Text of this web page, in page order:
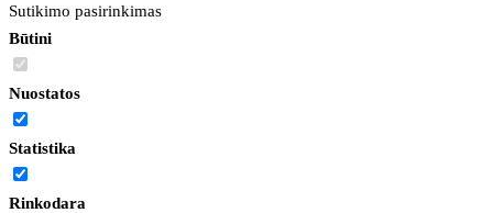
Sutikimo pasirinkimas
Būtini
Nuostatos
Statistika
Rinkodara